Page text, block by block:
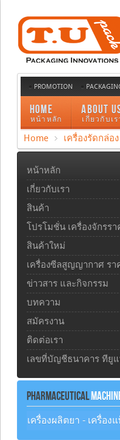
PROMOTION
HOME
หน้าหลัก
ABOUT
เกี่ยวกับเร
Home เครื่องรัดกล่อง
หน้าหลัก
เกี่ยวกับเรา
สินค้า
โปรโมชั่น เครื่องจักรรา
สินค้าใหม่
เครื่องซีลสูญญากาศ รา
ข่าวสาร และกิจกรรม
บทความ
สมัครงาน
ติดต่อเรา
เลขที่บัญชีธนาคาร ทียู
PHARMACEUTICAL
เครื่องผลิตยา - เครื่อง